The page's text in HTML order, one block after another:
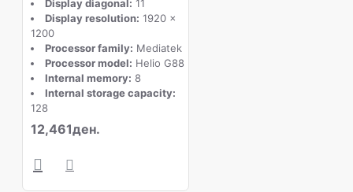
Display diagonal: 11
Display resolution: 1920 x
1200
Processor family: Mediatek
Processor model: Helio G88
Internal memory: 8
Internal storage capacity:
128
12,461ден.